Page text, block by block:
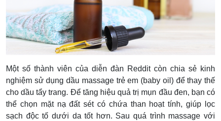
Một số thành viên của diễn đàn Reddit còn chia sẻ kinh
nghiệm sử dụng dầu massage trẻ em (baby oil) để thay thế
cho dầu tẩy trang. Để tăng hiệu quả trị mụn đầu đen, bạn có
thể chọn mặt nạ đất sét có chứa than hoạt tính, giúp lọc
sạch độc tố dưới da tốt hơn. Sau quá trình massage với